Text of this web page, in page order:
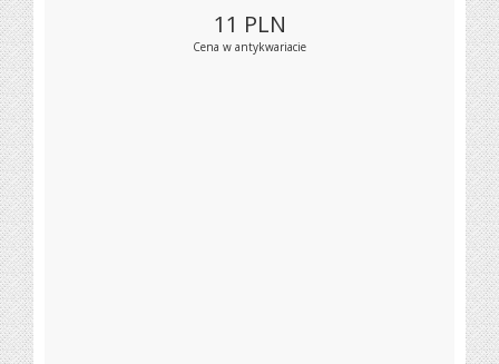
11 PLN
Cena w antykwariacie